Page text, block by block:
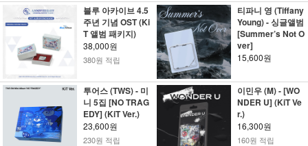
블루 아카이브 4.5
주년 기념 OST (Ki
T 앨범 패키지)
38,000원
380원 적립
티파니 영 (Tiffany
Young) - 싱글앨범
[Summer’s Not O
ver]
15,600원
투어스 (TWS) - 미
니 5집 [NO TRAG
EDY] (KiT Ver.)
23,600원
230원 적립
이민우 (M) - [WO
NDER U] (KiT Ve
r.)
16,300원
160원 적립